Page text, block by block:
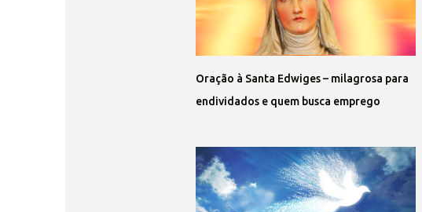
Oração à Santa Edwiges – milagrosa para
endividados e quem busca emprego